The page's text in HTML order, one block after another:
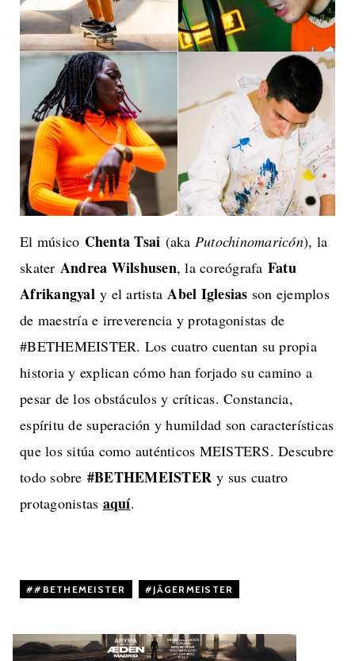
El músico Chenta Tsai (aka Putochinomaricón), la
skater Andrea Wilshusen, la coreógrafa Fatu
Afrikangyaly el artistaAbel Iglesias son ejemplos
de maestría e irreverencia y protagonistas de
#BETHEMEISTER. Los cuatro cuentan su propia
historia y explican cómo han forjado su camino a
pesar de los obstáculos y críticas. Constancia,
espíritu de superación y humildad son características
que los sitúa como auténticos MEISTERS. Descubre
todo sobre #BETHEMEISTER y sus cuatro
protagonistas aquí.
#BETHEMEISTER JÄGERMEISTER